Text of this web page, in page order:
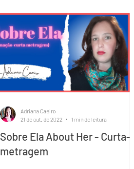
Relacionamento Abusivo
Sobre Ela About Her - Curta-
metragem
Adriana Caeiro
21 de out. de 2022
1 min de leitura